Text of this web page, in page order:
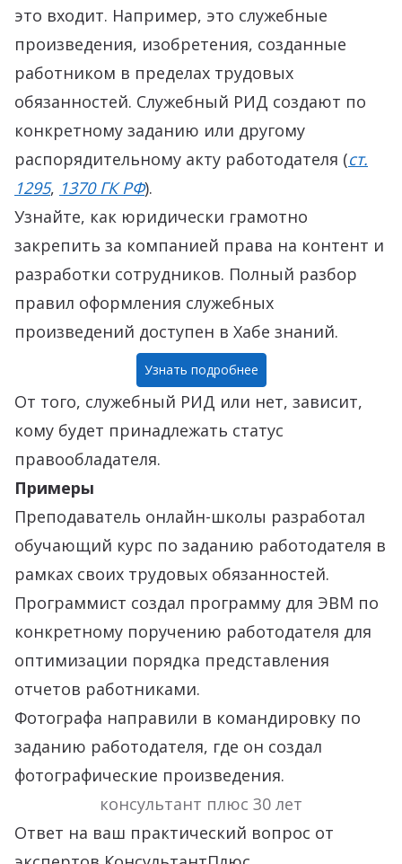
это входит. Например, это служебные
произведения, изобретения, созданные
работником в пределах трудовых
обязанностей. Служебный РИД создают по
конкретному заданию или другому
распорядительному акту работодателя (ст.
1295, 1370 ГК РФ).
Узнайте, как юридически грамотно
закрепить за компанией права на контент и
разработки сотрудников. Полный разбор
правил оформления служебных
произведений доступен в Хабе знаний.
Узнать подробнее
От того, служебный РИД или нет, зависит,
кому будет принадлежать статус
правообладателя.
Примеры
Преподаватель онлайн-школы разработал
обучающий курс по заданию работодателя в
рамках своих трудовых обязанностей.
Программист создал программу для ЭВМ по
конкретному поручению работодателя для
оптимизации порядка представления
отчетов работниками.
Фотографа направили в командировку по
заданию работодателя, где он создал
фотографические произведения.
консультант плюс 30 лет
Ответ на ваш практический вопрос от